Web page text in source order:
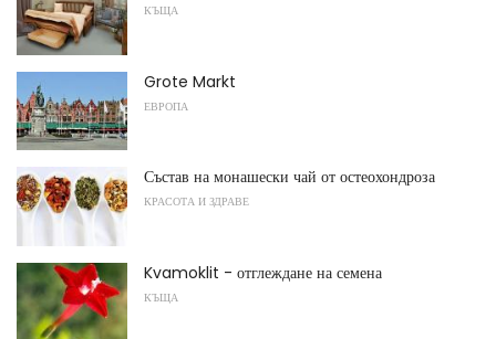
КЪЩА
Grote Markt
ЕВРОПА
Състав на монашески чай от остеохондроза
КРАСОТА И ЗДРАВЕ
Kvamoklit - отглеждане на семена
КЪЩА